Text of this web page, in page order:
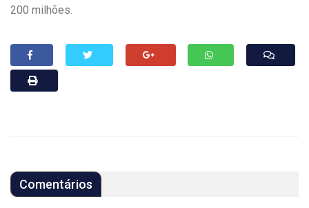
200 milhões.
Comentários